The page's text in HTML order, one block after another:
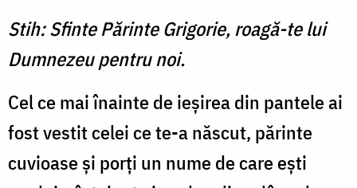
Stih: Sfinte Părinte Grigorie, roagă-te lui
Dumnezeu pentru noi.
Cel ce mai înainte de ieşirea din pantele ai
fost vestit celei ce te-a născut, părinte
cuvioase şi porţi un nume de care eşti